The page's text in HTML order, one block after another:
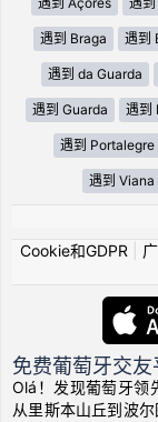
遇到 Braga 遇到
遇到 da Guarda
遇到 Guarda 遇到
遇到 Portalegre
遇到
Cookie和GDPR
免费葡萄牙交
Olá！发现葡萄牙
从里斯本山丘到波